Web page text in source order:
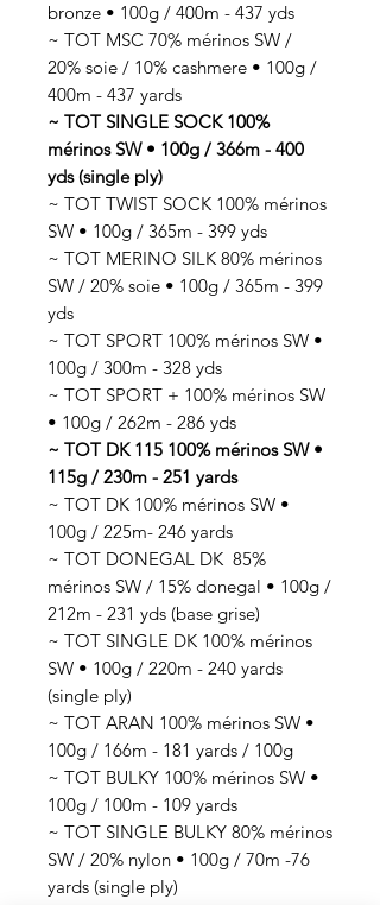
bronze • 100g / 400m - 437 yds
~ TOT MSC 70% mérinos SW /
20% soie / 10% cashmere • 100g /
400m - 437 yards
~ TOT SINGLE SOCK 100%
mérinos SW • 100g / 366m - 400
yds (single ply)
~ TOT TWIST SOCK 100% mérinos
SW • 100g / 365m - 399 yds
~ TOT MERINO SILK 80% mérinos
SW / 20% soie • 100g / 365m - 399
yds
~ TOT SPORT 100% mérinos SW •
100g / 300m - 328 yds
~ TOT SPORT + 100% mérinos SW
• 100g / 262m - 286 yds
~ TOT DK 115 100% mérinos SW •
115g / 230m - 251 yards
~ TOT DK 100% mérinos SW •
100g / 225m- 246 yards
~ TOT DONEGAL DK 85%
mérinos SW / 15% donegal • 100g /
212m - 231 yds (base grise)
~ TOT SINGLE DK 100% mérinos
SW • 100g / 220m - 240 yards
(single ply)
~ TOT ARAN 100% mérinos SW •
100g / 166m - 181 yards / 100g
~ TOT BULKY 100% mérinos SW •
100g / 100m - 109 yards
~ TOT SINGLE BULKY 80% mérinos
SW / 20% nylon • 100g / 70m -76
yards (single ply)